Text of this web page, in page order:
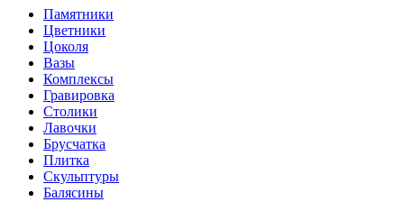
Памятники
Цветники
Цоколя
Вазы
Комплексы
Гравировка
Столики
Лавочки
Брусчатка
Плитка
Скульптуры
Балясины